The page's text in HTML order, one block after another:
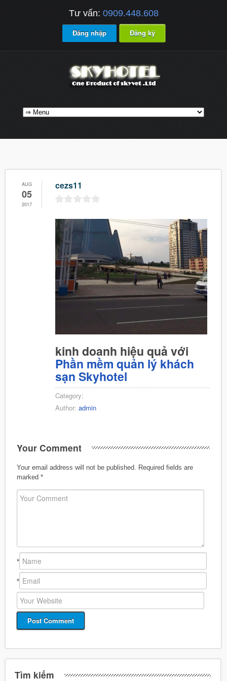
Tư vấn: 0909.448.608
Đăng nhập Đăng ký
AUG
05
2017
cezs11
kinh doanh hiệu quả với
Phần mềm quản lý khách
sạn Skyhotel
Category:
Author: admin
Your Comment
Your email address will not be published.
Required fields are
marked *
*
*
Tìm kiếm